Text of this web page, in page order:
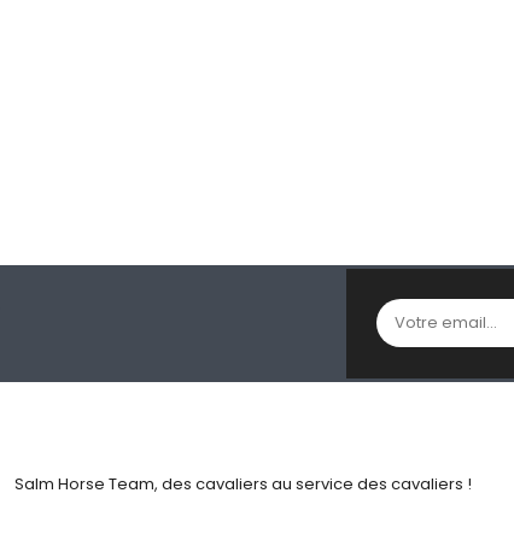
Salm Horse Team, des cavaliers au service des cavaliers !